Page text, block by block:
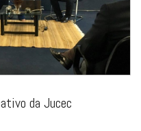
da Jucec